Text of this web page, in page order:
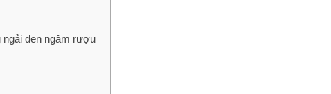
ngải đen ngâm rượu